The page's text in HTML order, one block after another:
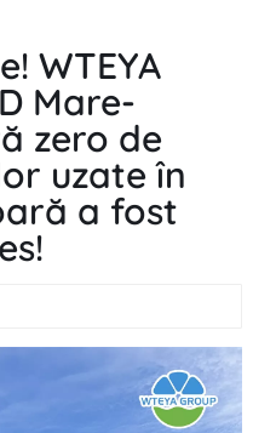
WTEYA
Mare-
zero de
uzate în
a fost